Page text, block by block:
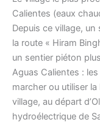
Calientes (eaux
Depuis ce village,
la route « Hiram
un sentier piéton
Aguas Calientes :
marcher ou utiliser
village, au départ
hydroélectrique de